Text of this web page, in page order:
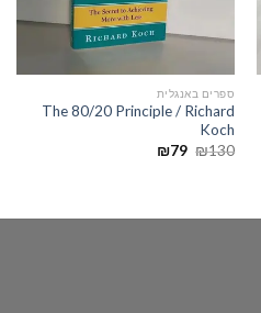
ספרים באנגלית
The 80/20 Principle / Richard
Koch
₪130
המחיר
₪79
המחיר